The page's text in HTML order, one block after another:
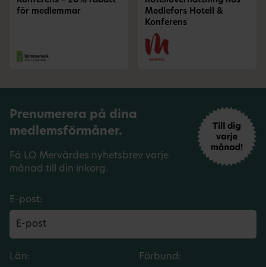
för medlemmar
Medlefors Hotell &
Konferens
Prenumerera på dina
medlemsförmåner.
Få LO Mervärdes nyhetsbrev varje
månad till din inkorg.
E-post:
Län: Förbund: